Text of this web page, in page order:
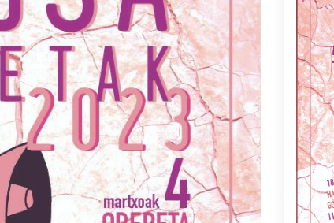
Arrosa sareko IX. topaketak!
2021/10/13
Arrosari buruzko erreportaia
2021/07/16
Zebrabidearen denboraldi